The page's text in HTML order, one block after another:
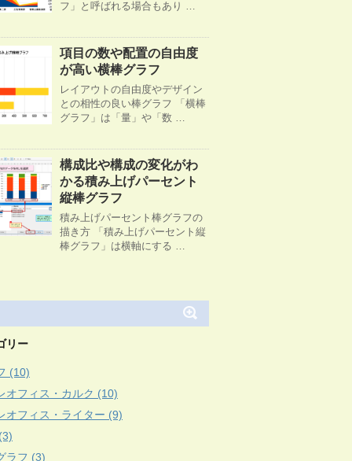
フ」と呼ばれる場合もあり …
項目の数や配置の自由度
が高い横棒グラフ
レイアウトの自由度やデザイン
との相性の良い棒グラフ 「横棒
グラフ」は「量」や「数 …
構成比や構成の変化がわ
かる積み上げパーセント
縦棒グラフ
積み上げパーセント棒グラフの
描き方 「積み上げパーセント縦
棒グラフ」は横軸にする …
リー
(10)
オフィス・カルク (10)
オフィス・ライター (9)
ラフ (3)